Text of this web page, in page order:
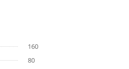
160
80